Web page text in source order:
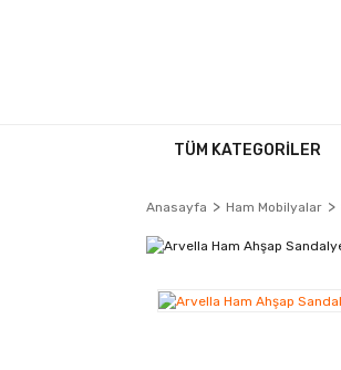
TÜM KATEGORİLER
Anasayfa Ham Mobilyalar